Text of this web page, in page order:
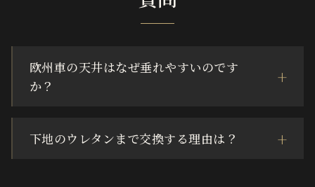
欧州車の天井はなぜ垂れやすいのです
か？
下地のウレタンまで交換する理由は？